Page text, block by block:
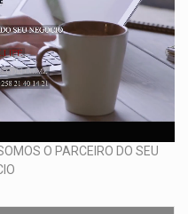
O PARCEIRO DO SEU